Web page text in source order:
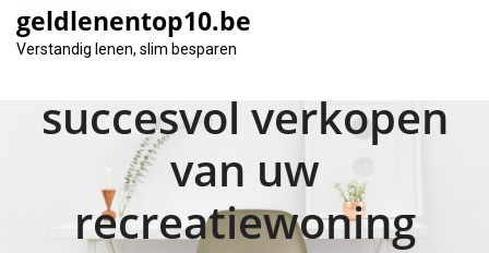
geldlenentop10.be
Verstandig lenen, slim besparen
Tips voor het
succesvol verkopen
van uw
recreatiewoning